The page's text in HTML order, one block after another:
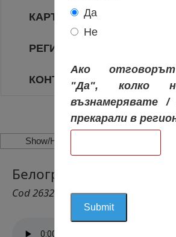
КАРТА НА РЕГИОНИТЕ
РЕГИОНИ
КОНТАКТИ
Show/Hide Left Side
Белоградчишки Скали,
Cod 2632
Да
Не
Ако
"Да", колко
възнамерявате /
прекарали в